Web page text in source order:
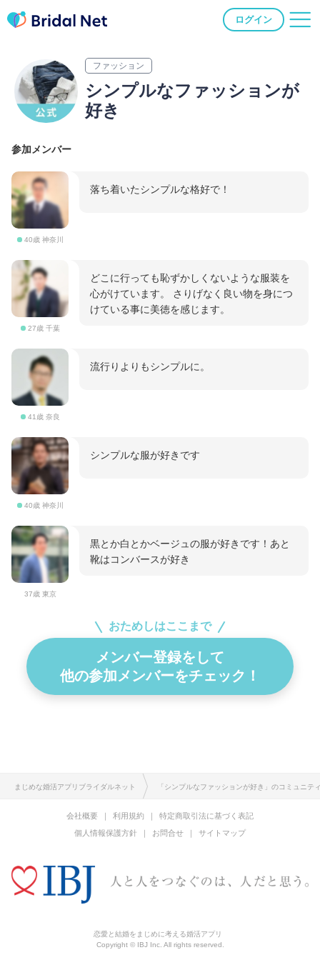
ログイン
ファッション
シンプルなファッションが
好き
参加メンバー
40歳 神奈川
落ち着いたシンプルな格好で！
27歳 千葉
どこに行っても恥ずかしくないような服装を
心がけています。 さりげなく良い物を身につ
けている事に美徳を感じます。
41歳 奈良
流行りよりもシンプルに。
40歳 神奈川
シンプルな服が好きです
37歳 東京
黒とか白とかベージュの服が好きです！あと
靴はコンバースが好き
おためしはここまで
メンバー登録をして
他の参加メンバーをチェック！
まじめな婚活アプリブライダルネット 「シンプルなファッションが好き」のコミュニテ
会社概要 利用規約
特定商取引法に基づく表記
個人情報保護方針
お問合せ サイトマップ
恋愛と結婚をまじめに考える婚活アプリ
Copyright © IBJ Inc. All rights reserved.